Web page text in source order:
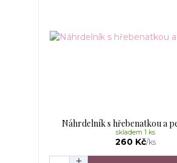
Náhrdelník s hřebenatkou a
260 Kč/ks
skladem 1 ks